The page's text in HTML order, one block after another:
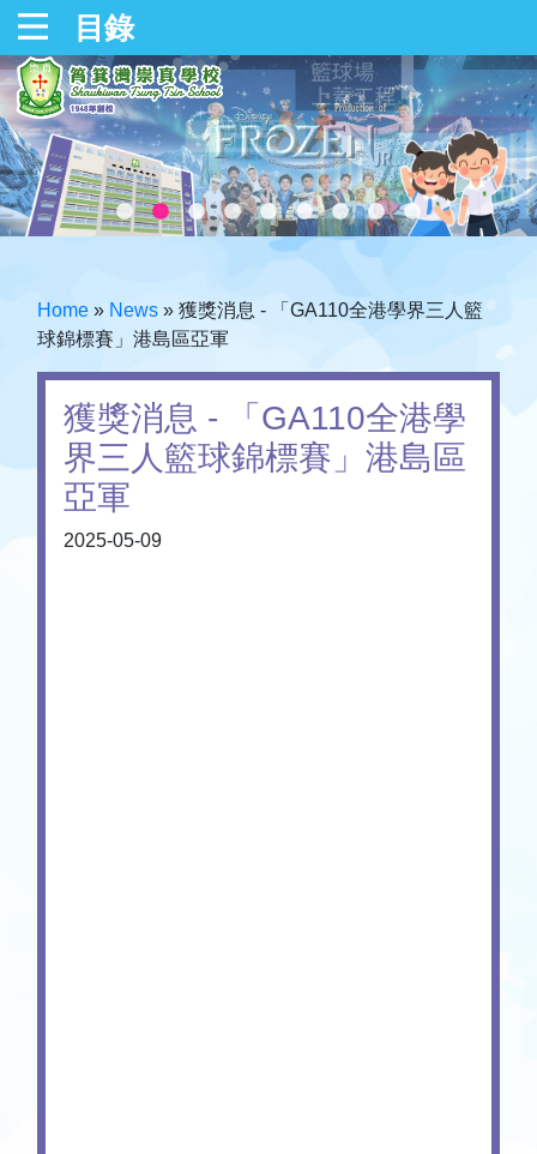
目錄
Home » News » 獲獎消息 - 「GA110全港學界三人籃
球錦標賽」港島區亞軍
獲獎消息 - 「GA110全港學
界三人籃球錦標賽」港島區
亞軍
2025-05-09